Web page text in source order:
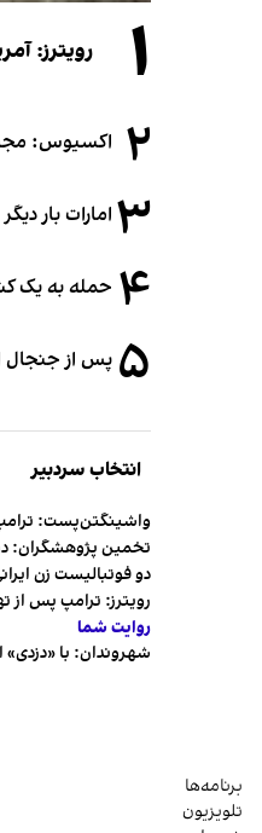
۱ رویترز:
۲ اکسیوس:
۳ امارات بار
۴ حمله به یک
۵ پس از جنجال
انتخاب سردبیر
واشینگتن‌پست:
تخمین پژوهشگران: در عصر طلایی
دو فوتبالیست زن ایرانی ۵ ماه پس از پناهندگی، شهروند
رویترز: ترامپ پس از
روایت شما
شهروندان:‌ با
برنامه‌ها
تلویزیون